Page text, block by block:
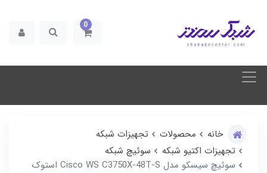
0
خانه محصولات
تجهیزات شبکه
تجهیزات اکتیو شبکه
سوئیچ شبکه
سوئیچ سیسکو مدل Cisco WS C3750X-48T-S استوک